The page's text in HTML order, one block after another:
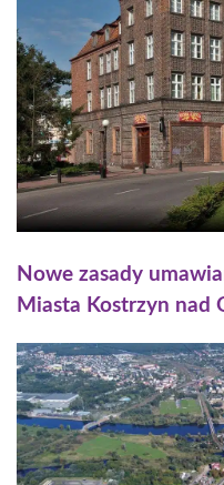
Nowe zasady
Miasta Kostrzyn nad